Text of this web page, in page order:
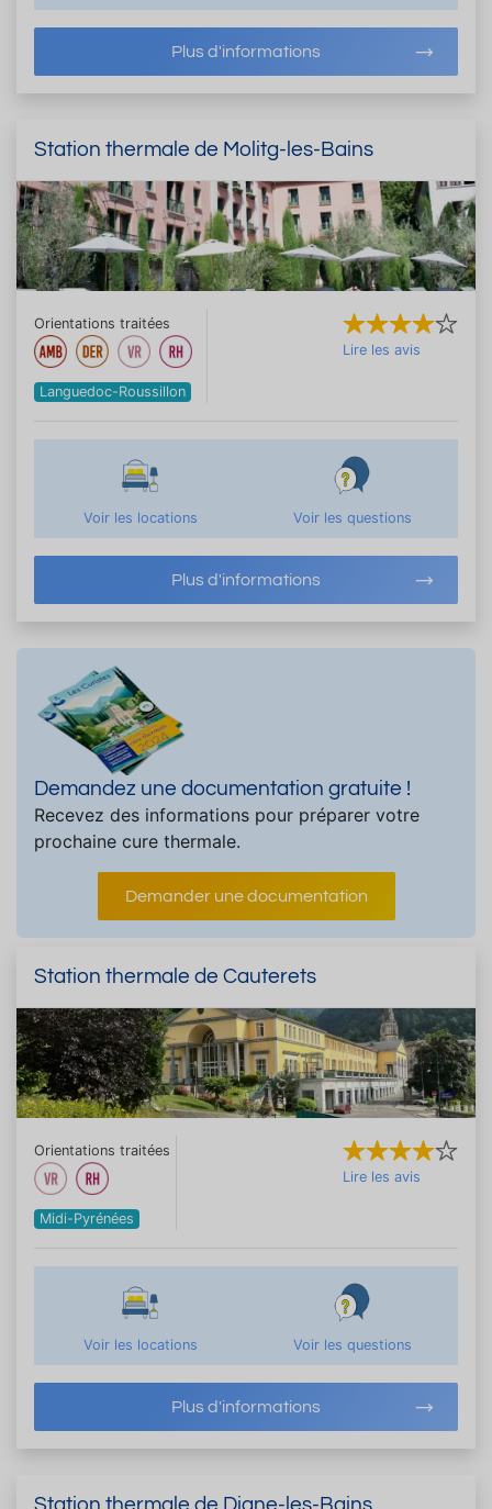
Plus d'informations
Station thermale de Molitg-les-Bains
Orientations traitées
Languedoc-Roussillon
Lire les avis
Voir les locations Voir les questions
Plus d'informations
Demandez une documentation gratuite !
Recevez des informations pour préparer votre
prochaine cure thermale.
Demander une documentation
Station thermale de Cauterets
Orientations traitées
Midi-Pyrénées
Lire les avis
Voir les locations Voir les questions
Plus d'informations
Station thermale de Digne-les-Bains